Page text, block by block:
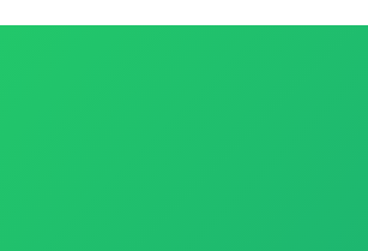
relâmpago e achadinhos selecionados
📢 Entre, acompanhe as ofertas e não